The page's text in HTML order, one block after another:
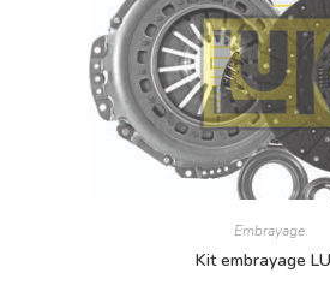
Embrayage
Kit embrayage